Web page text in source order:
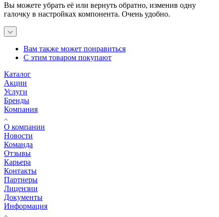
Вы можете убрать её или вернуть обратно, изменив одну
галочку в настройках компонента. Очень удобно.
Вам также может понравиться
С этим товаром покупают
Каталог
Акции
Услуги
Бренды
Компания
О компании
Новости
Команда
Отзывы
Карьера
Контакты
Партнеры
Лицензии
Документы
Информация